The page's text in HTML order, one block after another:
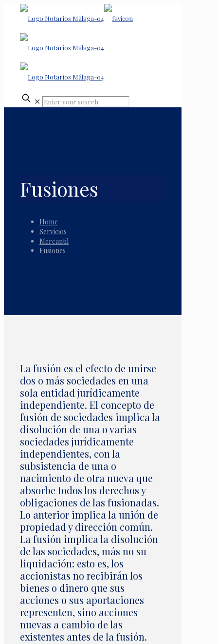
✕
Fusiones
Home
Servicios
Mercantil
Fusiones
La fusión es el efecto de unirse
dos o más sociedades en una
sola entidad jurídicamente
independiente. El concepto de
fusión de sociedades implica la
disolución de una o varias
sociedades jurídicamente
independientes, con la
subsistencia de una o
nacimiento de otra nueva que
absorbe todos los derechos y
obligaciones de las fusionadas.
Lo anterior implica la unión de
propiedad y dirección común.
La fusión implica la disolución
de las sociedades, más no su
liquidación: esto es, los
accionistas no recibirán los
bienes o dinero que sus
acciones o sus aportaciones
representen, sino acciones
nuevas a cambio de las
existentes antes de la fusión.